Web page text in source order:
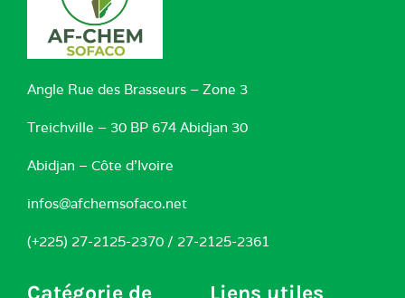
Angle Rue des Brasseurs – Zone 3
Treichville – 30 BP 674 Abidjan 30
Abidjan – Côte d’Ivoire
infos@afchemsofaco.net
(+225) 27-2125-2370 / 27-2125-2361
Catégorie de Liens utiles